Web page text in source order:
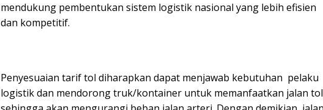
mendukung pembentukan sistem logistik nasional yang lebih efisien
dan kompetitif.
Penyesuaian tarif tol diharapkan dapat menjawab kebutuhan pelaku
logistik dan mendorong truk/kontainer untuk memanfaatkan jalan tol